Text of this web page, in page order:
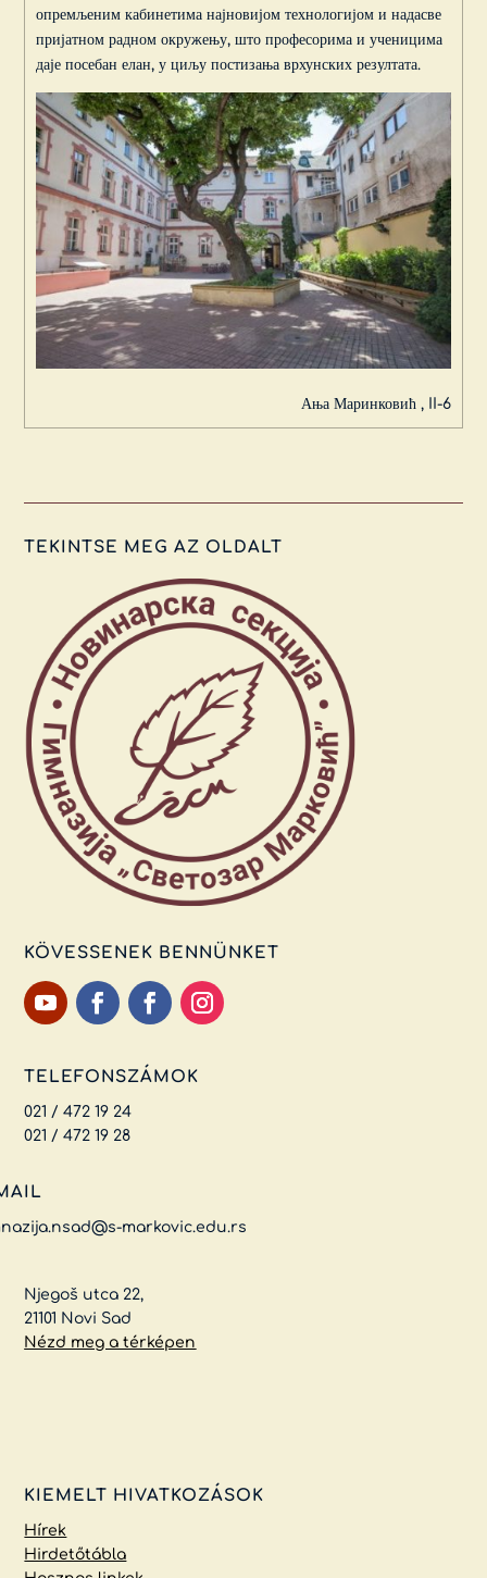
опремљеним кабинетима најновијом технологијом и надасве
пријатном радном окружењу, што професорима и ученицима
даје посебан елан, у циљу постизања врхунских резултата.
Ања Маринковић , II-6
TEKINTSE MEG AZ OLDALT
KÖVESSENEK BENNÜNKET
TELEFONSZÁMOK
021 / 472 19 24
021 / 472 19 28
markovic.edu.rs
Njegoš utca 22,
21101 Novi Sad
Nézd meg a térképen
KIEMELT HIVATKOZÁSOK
Hírek
Hirdetőtábla